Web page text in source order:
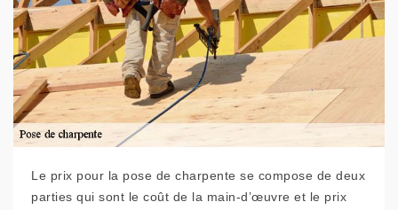
Le prix pour la pose de charpente se compose de deux
parties qui sont le coût de la main-d’œuvre et le prix